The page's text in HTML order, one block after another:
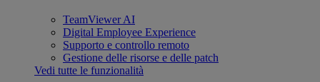
TeamViewer AI
Digital Employee Experience
Supporto e controllo remoto
Gestione delle risorse e delle patch
Vedi tutte le funzionalità